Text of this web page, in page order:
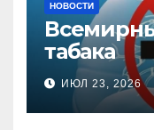
НОВОСТИ
табака
ИЮЛ 23, 2026